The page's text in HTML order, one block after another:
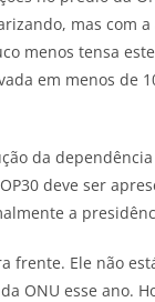
mas com
menos tensa
em menos de
da
deve ser
a
frente. Ele não
ONU esse ano.